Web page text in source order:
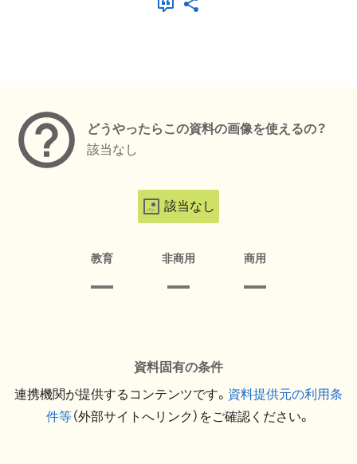
どうやったらこの資料の画像を使えるの？
該当なし
該当なし
教育 非商用 商用
資料固有の条件
連携機関が提供するコンテンツです。 資料提供元の利用条
件等（外部サイトへリンク）をご確認ください。